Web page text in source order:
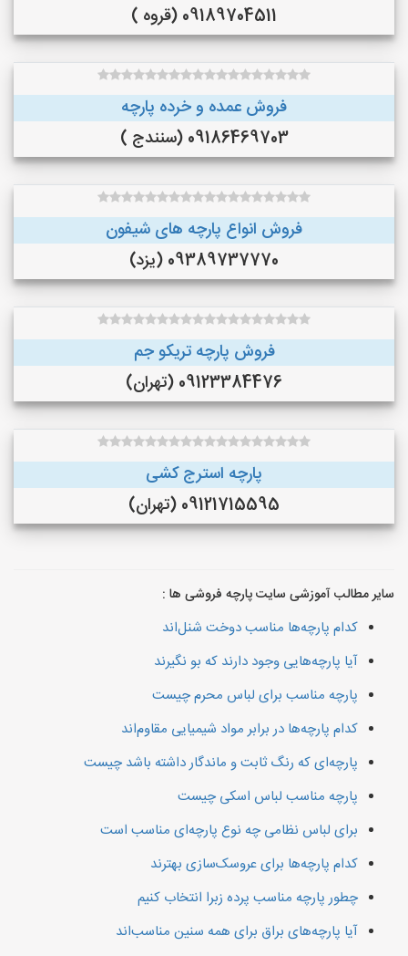
09189704511 (قروه )
فروش عمده و خرده پارچه
09186469703 (سنندج )
فروش انواع پارچه های شیفون
09389737770 (یزد)
فروش پارچه تریکو جم
09123384476 (تهران)
پارچه استرج کشی
09121715595 (تهران)
سایر مطالب آموزشی سایت پارچه فروشی ها :
کدام پارچه‌ها مناسب دوخت شنل‌اند
آیا پارچه‌هایی وجود دارند که بو نگیرند
پارچه مناسب برای لباس محرم چیست
کدام پارچه‌ها در برابر مواد شیمیایی مقاوم‌اند
پارچه‌ای که رنگ ثابت و ماندگار داشته باشد چیست
پارچه مناسب لباس اسکی چیست
برای لباس نظامی چه نوع پارچه‌ای مناسب است
کدام پارچه‌ها برای عروسک‌سازی بهترند
چطور پارچه مناسب پرده زبرا انتخاب کنیم
آیا پارچه‌های براق برای همه سنین مناسب‌اند